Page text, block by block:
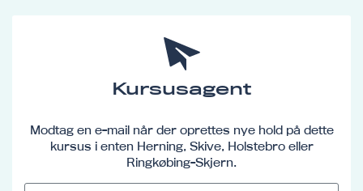
Kursusagent
Modtag en e-mail når der oprettes nye hold på dette
kursus i enten Herning, Skive, Holstebro eller
Ringkøbing-Skjern.